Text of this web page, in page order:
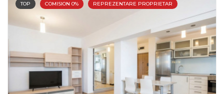
TOP COMISION 0% REPREZENTARE PROPRIETAR